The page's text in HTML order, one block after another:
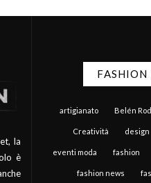
la
è
FASHION
artigianato Belén
Creatività design
eventi moda fashion
fashion news